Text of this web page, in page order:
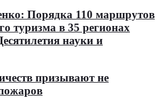
Порядка 110 маршрутов
туризма в 35 регионах
науки и
призывают не